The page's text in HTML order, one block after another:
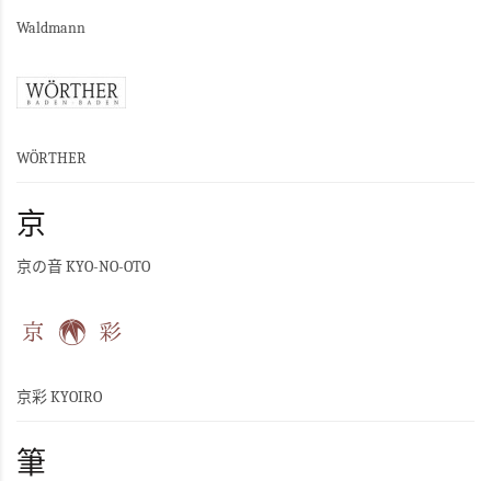
Waldmann
WÖRTHER
京
京の音 KYO-NO-OTO
京彩 KYOIRO
筆